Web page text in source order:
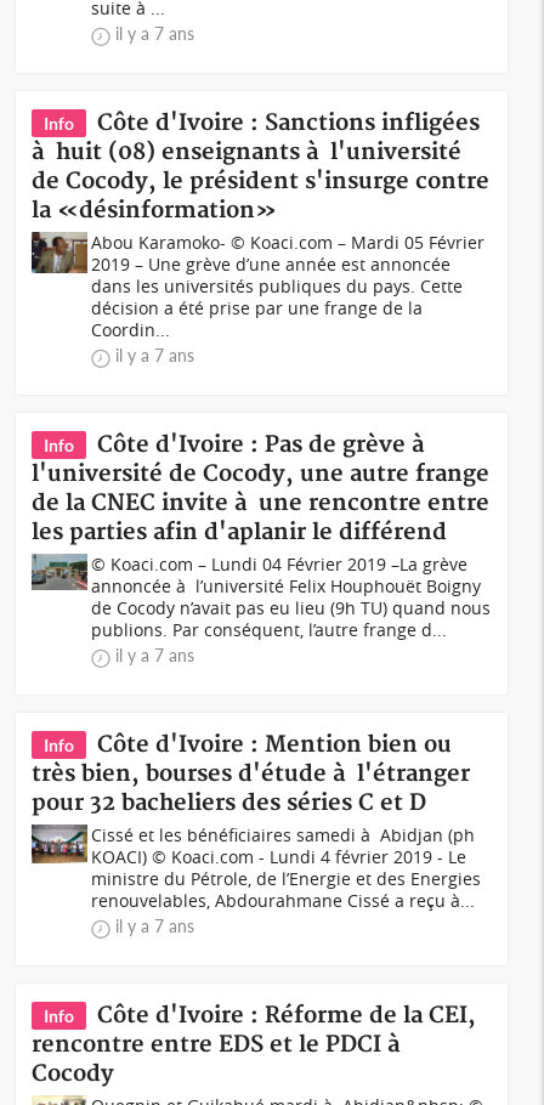
suite à ...
il y a 7 ans
Info
Côte d'Ivoire : Sanctions infligées
à huit (08) enseignants à l'université
de Cocody, le président s'insurge contre
la «désinformation»
Abou Karamoko- © Koaci.com – Mardi 05 Février
2019 – Une grève d’une année est annoncée
dans les universités publiques du pays. Cette
décision a été prise par une frange de la
Coordin...
il y a 7 ans
Info
Côte d'Ivoire : Pas de grève à
l'université de Cocody, une autre frange
de la CNEC invite à une rencontre entre
les parties afin d'aplanir le différend
© Koaci.com – Lundi 04 Février 2019 –La grève
annoncée à l’université Felix Houphouët Boigny
de Cocody n’avait pas eu lieu (9h TU) quand nous
publions. Par conséquent, l’autre frange d...
il y a 7 ans
Info
Côte d'Ivoire : Mention bien ou
très bien, bourses d'étude à l'étranger
pour 32 bacheliers des séries C et D
Cissé et les bénéficiaires samedi à Abidjan (ph
KOACI) © Koaci.com - Lundi 4 février 2019 - Le
ministre du Pétrole, de l’Energie et des Energies
renouvelables, Abdourahmane Cissé a reçu à...
il y a 7 ans
Info
Côte d'Ivoire : Réforme de la CEI,
rencontre entre EDS et le PDCI à
Cocody